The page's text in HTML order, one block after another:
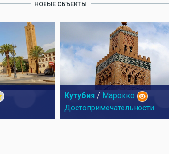
НОВЫЕ ОБЪЕКТЫ
Кутубия / Марокко
Достопримечательности